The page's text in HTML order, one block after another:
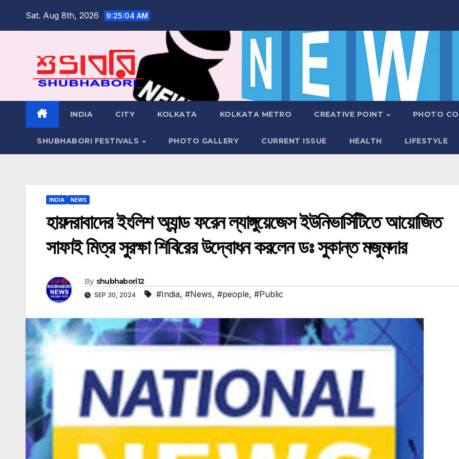
Sat. Aug 8th, 2026 9:25:06 AM
INDIA CITY KOLKATA KOLKATA METRO CREATIVE POINT PHOTO
SHUBHABORI FESTIVALS PHOTO GALLERY CURRENT ISSUE HEALTH LIFESTYLE
INDIA NEWS
হায়দরাবাদের ইংলিশ অ্যান্ড ফরেন ল্যাঙ্গুয়েজেস ইউনিভার্সিটিতে আয়োজিত
সাফাই মিত্র সুরক্ষা শিবিরের উদ্বোধন করলেন ডঃ সুকান্ত মজুমদার
By shubhabori12
SEP 30, 2024 #India, #News, #people, #Public